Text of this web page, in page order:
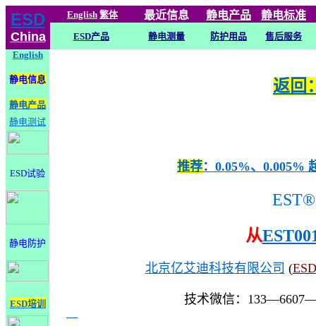
ESD
China
English 繁体 最近信息 静电产品 静电标准
ESD产品 静电测量 防护用品
售后服务
English
静电信息
静电产品
静电测试
ESD试验
静电防护
ESD培训
返回
推荐：0.05%、0.005%
EST®
从
北京亿艾迪科技有限公司 (
技术微信：